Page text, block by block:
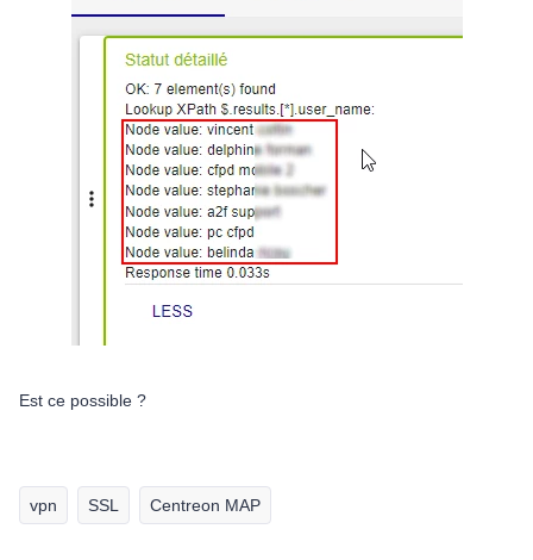
Est ce possible ?
vpn SSL Centreon MAP